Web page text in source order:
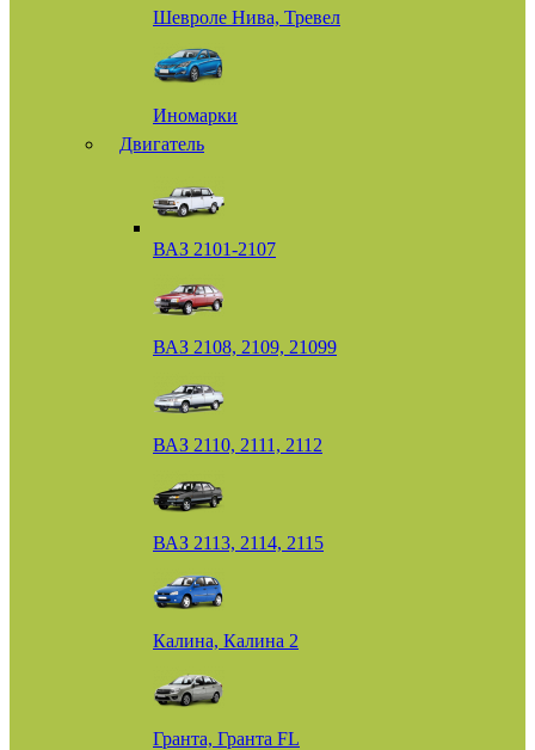
Шевроле Нива, Тревел
Иномарки
Двигатель
ВАЗ 2101-2107
ВАЗ 2108, 2109, 21099
ВАЗ 2110, 2111, 2112
ВАЗ 2113, 2114, 2115
Калина, Калина 2
Гранта, Гранта FL